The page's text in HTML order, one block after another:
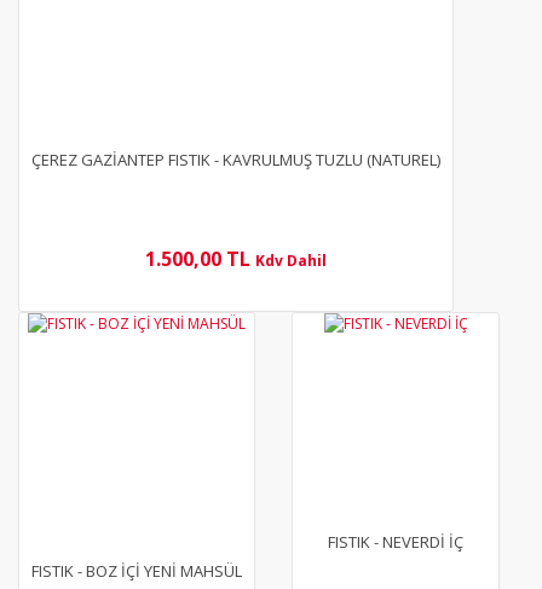
ÇEREZ GAZİANTEP FISTIK - KAVRULMUŞ TUZLU (NATUREL)
1.500,00 TL Kdv Dahil
FISTIK - BOZ İÇİ YENİ MAHSÜL
FISTIK - NEVERDİ İÇ